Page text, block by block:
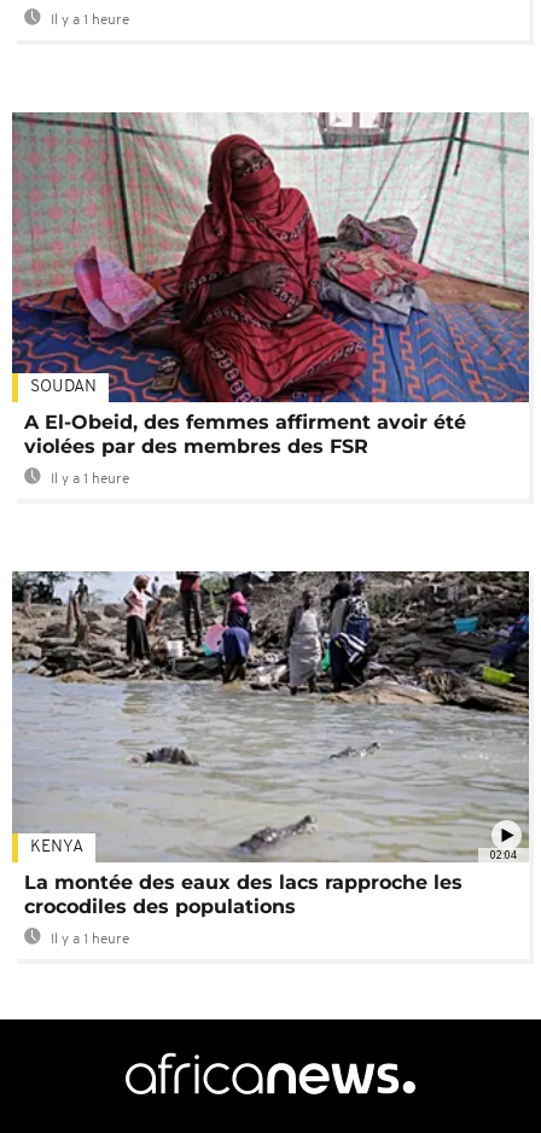
Il y a 1 heure
SOUDAN
A El-Obeid, des femmes affirment avoir été
violées par des membres des FSR
Il y a 1 heure
02:04
KENYA
La montée des eaux des lacs rapproche les
crocodiles des populations
Il y a 1 heure